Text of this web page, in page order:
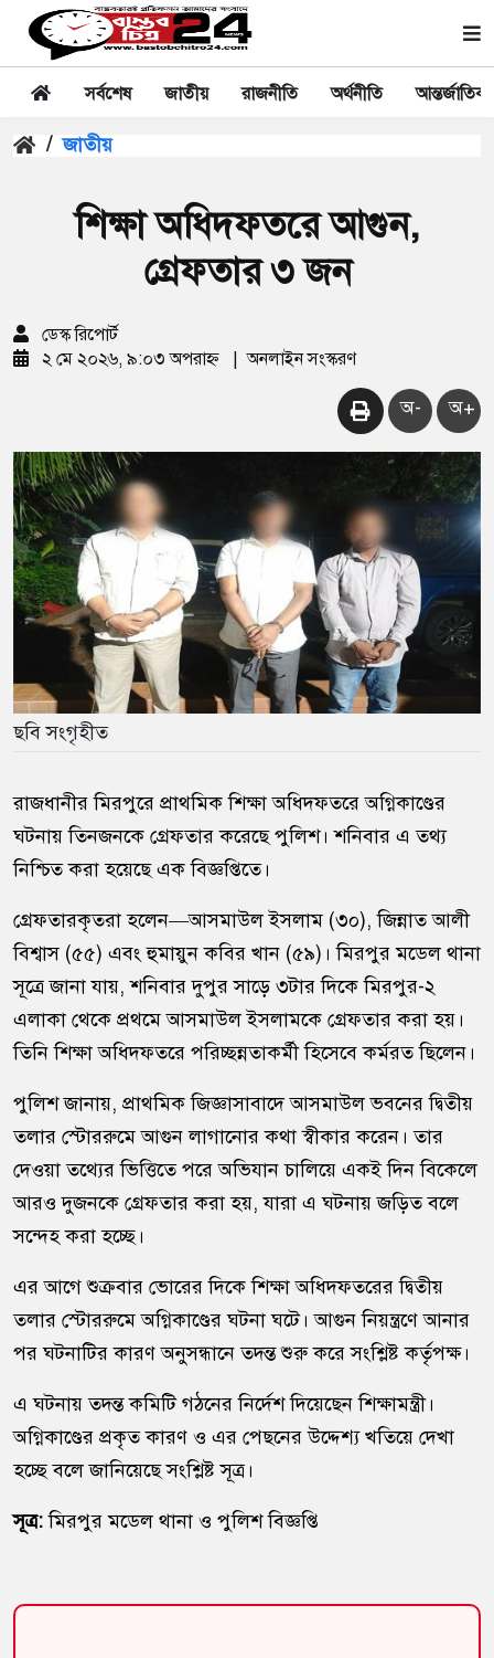
সর্বশেষ জাতীয় রাজনীতি অর্থনীতি আন্তর্জাতিক
/ জাতীয়
শিক্ষা অধিদফতরে আগুন,
গ্রেফতার ৩ জন
ডেস্ক রিপোর্ট
২ মে ২০২৬, ৯:০৩ অপরাহ্ন
অনলাইন সংস্করণ
অ- অ+
ছবি সংগৃহীত
রাজধানীর মিরপুরে প্রাথমিক শিক্ষা অধিদফতরে অগ্নিকাণ্ডের
ঘটনায় তিনজনকে গ্রেফতার করেছে পুলিশ। শনিবার এ তথ্য
নিশ্চিত করা হয়েছে এক বিজ্ঞপ্তিতে।
গ্রেফতারকৃতরা হলেন—আসমাউল ইসলাম (৩০), জিন্নাত আলী
বিশ্বাস (৫৫) এবং হুমায়ুন কবির খান (৫৯)। মিরপুর মডেল থানা
সূত্রে জানা যায়, শনিবার দুপুর সাড়ে ৩টার দিকে মিরপুর-২
এলাকা থেকে প্রথমে আসমাউল ইসলামকে গ্রেফতার করা হয়।
তিনি শিক্ষা অধিদফতরে পরিচ্ছন্নতাকর্মী হিসেবে কর্মরত ছিলেন।
পুলিশ জানায়, প্রাথমিক জিজ্ঞাসাবাদে আসমাউল ভবনের দ্বিতীয়
তলার স্টোররুমে আগুন লাগানোর কথা স্বীকার করেন। তার
দেওয়া তথ্যের ভিত্তিতে পরে অভিযান চালিয়ে একই দিন বিকেলে
আরও দুজনকে গ্রেফতার করা হয়, যারা এ ঘটনায় জড়িত বলে
সন্দেহ করা হচ্ছে।
এর আগে শুক্রবার ভোরের দিকে শিক্ষা অধিদফতরের দ্বিতীয়
তলার স্টোররুমে অগ্নিকাণ্ডের ঘটনা ঘটে। আগুন নিয়ন্ত্রণে আনার
পর ঘটনাটির কারণ অনুসন্ধানে তদন্ত শুরু করে সংশ্লিষ্ট কর্তৃপক্ষ।
এ ঘটনায় তদন্ত কমিটি গঠনের নির্দেশ দিয়েছেন শিক্ষামন্ত্রী।
অগ্নিকাণ্ডের প্রকৃত কারণ ও এর পেছনের উদ্দেশ্য খতিয়ে দেখা
হচ্ছে বলে জানিয়েছে সংশ্লিষ্ট সূত্র।
সূত্র:মিরপুর মডেল থানা ও পুলিশ বিজ্ঞপ্তি